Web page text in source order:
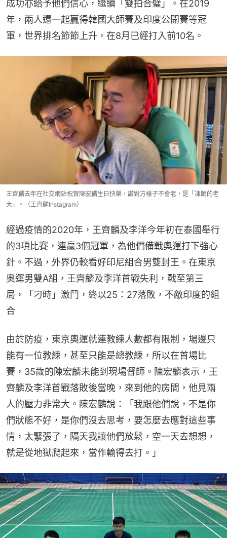
成功亦給予他們信心，繼續「雙拍合璧」。在2019
年，兩人還一起贏得韓國大師賽及印度公開賽等冠
軍，世界排名節節上升，在8月已經打入前10名。
王齊麟去年在社交網站祝賀陳宏麟生日快樂，讚對方樣子不會老，是「凍齡的老
大」。（王齊麟Instagram）
經過疫情的2020年，王齊麟及李洋今年初在泰國舉行
的3項比賽，連贏3個冠軍，為他們備戰奧運打下強心
針。不過，外界仍較看好印尼組合男雙封王。在東京
奧運男雙A組，王齊麟及李洋首戰失利，戰至第三
局，「刁時」激鬥，終以25：27落敗，不敵印度的組
合
由於防疫，東京奧運就連教練人數都有限制，場邊只
能有一位教練，甚至只能是總教練，所以在首場比
賽，35歲的陳宏麟未能到現場督師。陳宏麟表示，王
齊麟及李洋首戰落敗後當晚，來到他的房間，他見兩
人的壓力非常大。陳宏麟說：「我跟他們說，不是你
們狀態不好，是你們沒去思考，要怎麼去應對這些事
情，太緊張了，隔天我讓他們放鬆，空一天去想想，
就是從地獄爬起來，當作輸得去打。」